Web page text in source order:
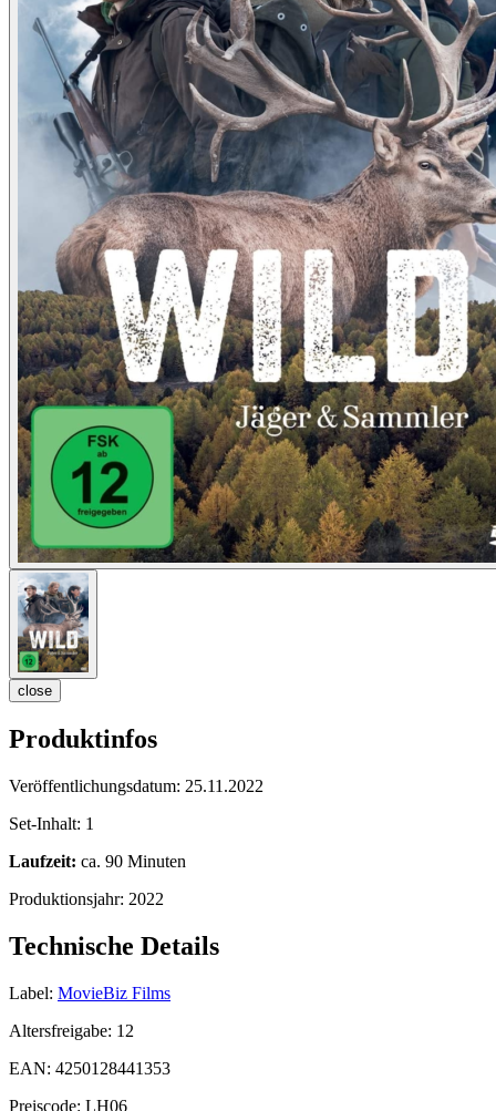
close
Produktinfos
Veröffentlichungsdatum: 25.11.2022
Set-Inhalt: 1
Laufzeit: ca. 90 Minuten
Produktionsjahr: 2022
Technische Details
Label: MovieBiz Films
Altersfreigabe: 12
EAN: 4250128441353
Preiscode: LH06